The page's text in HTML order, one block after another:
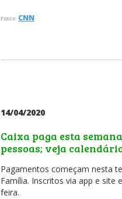
Fonte: CNN
14/04/2020
Caixa paga esta
pessoas; veja
Pagamentos começam nesta
Família. Inscritos via app e site
feira.